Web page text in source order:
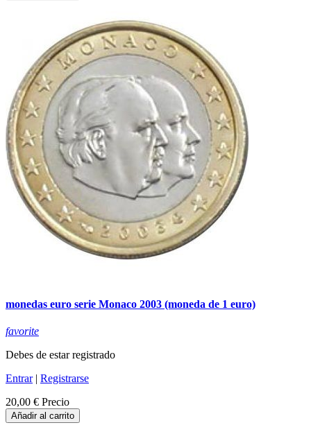
monedas euro serie Monaco 2003 (moneda de 1 euro)
favorite
Debes de estar registrado
Entrar| Registrarse
20,00 € Precio
Añadir al carrito